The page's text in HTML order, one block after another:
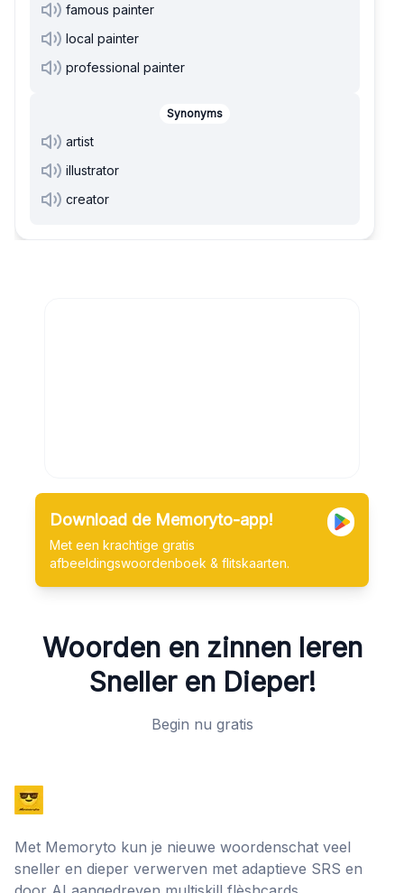
famous painter
local painter
professional painter
Synonyms
artist
illustrator
creator
Download de Memoryto-app!
Met een krachtige gratis
afbeeldingswoordenboek & flitskaarten.
Woorden en zinnen leren
Sneller en Dieper!
Begin nu gratis
Met Memoryto kun je nieuwe woordenschat veel
sneller en dieper verwerven met adaptieve SRS en